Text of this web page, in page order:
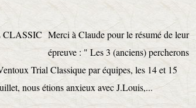
Merci à Claude pour le résumé de leur
épreuve : " Les 3 (anciens) percherons
Trial Classique par équipes, les 14 et 15
nous étions anxieux avec J.Louis,...